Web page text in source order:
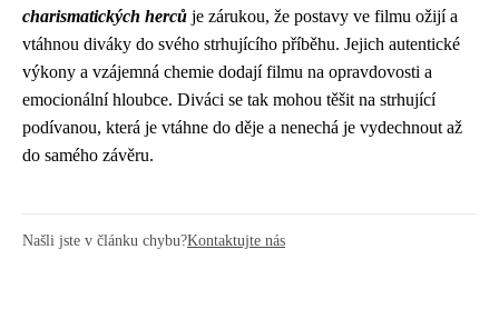
charismatických herců je zárukou, že postavy ve filmu ožijí a
vtáhnou diváky do svého strhujícího příběhu. Jejich autentické
výkony a vzájemná chemie dodají filmu na opravdovosti a
emocionální hloubce. Diváci se tak mohou těšit na strhující
podívanou, která je vtáhne do děje a nenechá je vydechnout až
do samého závěru.
Našli jste v článku chybu?Kontaktujte nás